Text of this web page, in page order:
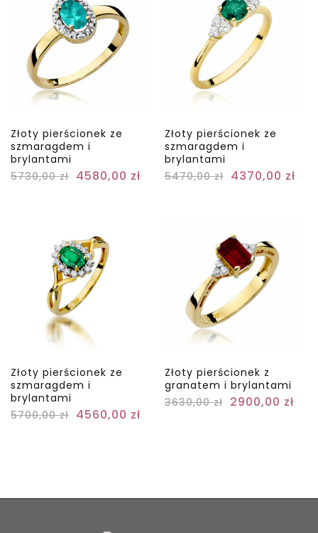
Złoty pierścionek ze
szmaragdem i
brylantami
5730,00zł 4580,00 zł
Złoty pierścionek ze
szmaragdem i
brylantami
5470,00zł 4370,00 zł
Złoty pierścionek ze
szmaragdem i
brylantami
5700,00zł 4560,00 zł
Złoty pierścionek z
granatem i brylantami
3630,00zł 2900,00 zł